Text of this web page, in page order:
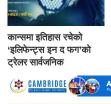
कान्समा इतिहास रचेको
‘इलिफेन्ट्स इन द फग’को
ट्रेलर सार्वजनिक